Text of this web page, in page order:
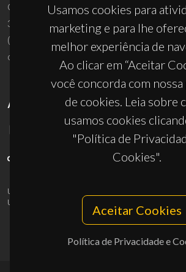
Usamos cookies para
marketing e para lhe
melhor experiência de
Ao clicar em “Aceitar
você concorda com
de cookies. Leia sobre
usamos cookies
"Política de
Cookies".
Aceitar Cookies
Política de Privacidade e
Campus Universitário de Santiago
3810-193 Aveiro - Portugal
(+351) 234 370 200
ciceco@ua.pt
APOIOS
UID/PRR/50011/2025
UID/PRR2/50011/2025
10.54499/UID/PRR2/